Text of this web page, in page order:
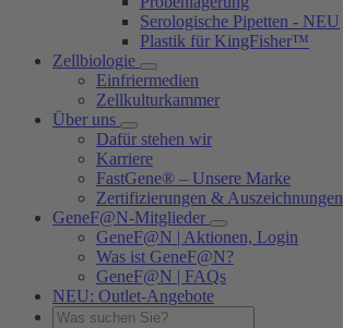
Serologische Pipetten - NEU
Plastik für KingFisher™
Zellbiologie
Einfriermedien
Zellkulturkammer
Über uns
Dafür stehen wir
Karriere
FastGene® – Unsere Marke
Zertifizierungen & Auszeichnungen
GeneF@N-Mitglieder
GeneF@N | Aktionen, Login
Was ist GeneF@N?
GeneF@N | FAQs
NEU: Outlet-Angebote